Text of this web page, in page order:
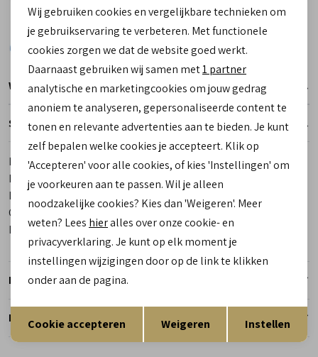
Winkelvoorraad
Specificaties
Merk
Falke
Leveranciercode
16609 6318 Cool Kick Sneaker
Bestelcode
Categorie
Kleur
Blauw
Retourneren
Reserveer en pas in de winkel
Analytische cookies
Marketing cookies
Terug Opslaan
Wij gebruiken cookies en vergelijkbare technieken om
je gebruikservaring te verbeteren. Met functionele
cookies zorgen we dat de website goed werkt.
Daarnaast gebruiken wij samen met1 partner
analytische en marketingcookies om jouw gedrag
anoniem te analyseren, gepersonaliseerde content te
tonen en relevante advertenties aan te bieden. Je kunt
zelf bepalen welke cookies je accepteert. Klik op
'Accepteren' voor alle cookies, of kies 'Instellingen' om
je voorkeuren aan te passen. Wil je alleen
noodzakelijke cookies? Kies dan 'Weigeren'. Meer
weten? Lees hieralles over onze cookie- en
privacyverklaring. Je kunt op elk moment je
instellingen wijzigingen door op de link te klikken
onder aan de pagina.
Cookie accepteren Weigeren Instellen